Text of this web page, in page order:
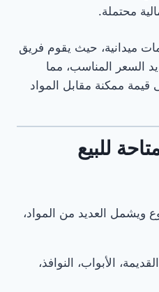
محتملة.
ميدانية، حيث يقوم فريق
السعر المناسب، مما
ممكنة مقابل المواد
للبيع
ويشمل العديد من المواد،
الأبواب، النوافذ،